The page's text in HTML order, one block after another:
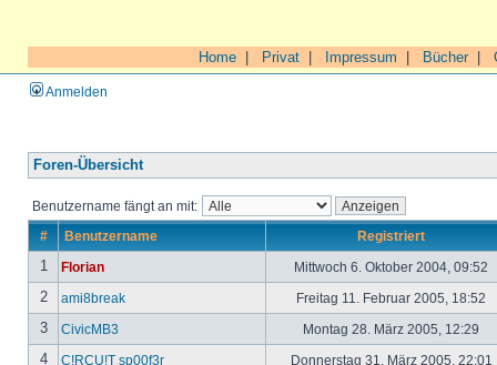
Home Privat Impressum Bücher|
Anmelden
Foren-Übersicht
Benutzername fängt an mit:
# Benutzername Registriert
1 Florian Mittwoch 6. Oktober 2004, 09:52
2 ami8break Freitag 11. Februar 2005, 18:52
3 CivicMB3 Montag 28. März 2005, 12:29
4 C!RCU!T sp00f3r Donnerstag 31. März 2005, 22:01